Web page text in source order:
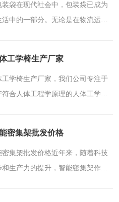
装袋在现代社会中，包装袋已成为
活中的一部分。无论是在物流运
。唐山背胶..
工学椅生产厂家
工学椅生产厂家，我们公司专注于
合人体工程学原理的人体工学
绍人体工学..
密集架批发价格
密集架批发价格近年来，随着科技
生产力的提升，智能密集架作为